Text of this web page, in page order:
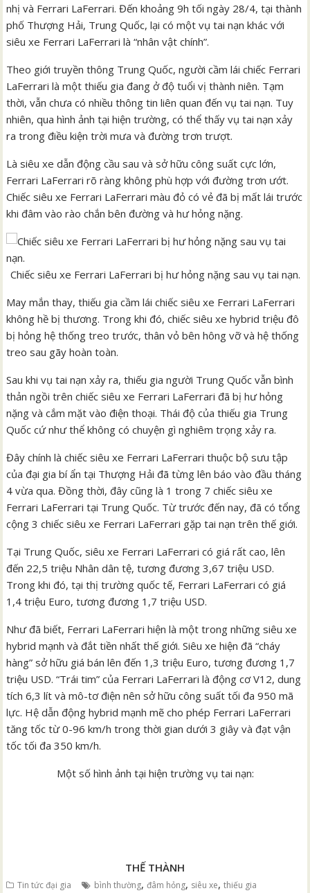
nhị và Ferrari LaFerrari. Đến khoảng 9h tối ngày 28/4, tại thành
phố Thượng Hải, Trung Quốc, lại có một vụ tai nạn khác với
siêu xe Ferrari LaFerrari là “nhân vật chính”.
Theo giới truyền thông Trung Quốc, người cầm lái chiếc Ferrari
LaFerrari là một thiếu gia đang ở độ tuổi vị thành niên. Tạm
thời, vẫn chưa có nhiều thông tin liên quan đến vụ tai nạn. Tuy
nhiên, qua hình ảnh tại hiện trường, có thể thấy vụ tai nạn xảy
ra trong điều kiện trời mưa và đường trơn trượt.
Là siêu xe dẫn động cầu sau và sở hữu công suất cực lớn,
Ferrari LaFerrari rõ ràng không phù hợp với đường trơn ướt.
Chiếc siêu xe Ferrari LaFerrari màu đỏ có vẻ đã bị mất lái trước
khi đâm vào rào chắn bên đường và hư hỏng nặng.
Chiếc siêu xe Ferrari LaFerrari bị hư hỏng nặng sau vụ tai nạn.
May mắn thay, thiếu gia cầm lái chiếc siêu xe Ferrari LaFerrari
không hề bị thương. Trong khi đó, chiếc siêu xe hybrid triệu đô
bị hỏng hệ thống treo trước, thân vỏ bên hông vỡ và hệ thống
treo sau gãy hoàn toàn.
Sau khi vụ tai nạn xảy ra, thiếu gia người Trung Quốc vẫn bình
thản ngồi trên chiếc siêu xe Ferrari LaFerrari đã bị hư hỏng
nặng và cắm mặt vào điện thoại. Thái độ của thiếu gia Trung
Quốc cứ như thể không có chuyện gì nghiêm trọng xảy ra.
Đây chính là chiếc siêu xe Ferrari LaFerrari thuộc bộ sưu tập
của đại gia bí ẩn tại Thượng Hải đã từng lên báo vào đầu tháng
4 vừa qua. Đồng thời, đây cũng là 1 trong 7 chiếc siêu xe
Ferrari LaFerrari tại Trung Quốc. Từ trước đến nay, đã có tổng
cộng 3 chiếc siêu xe Ferrari LaFerrari gặp tai nạn trên thế giới.
Tại Trung Quốc, siêu xe Ferrari LaFerrari có giá rất cao, lên
đến 22,5 triệu Nhân dân tệ, tương đương 3,67 triệu USD.
Trong khi đó, tại thị trường quốc tế, Ferrari LaFerrari có giá
1,4 triệu Euro, tương đương 1,7 triệu USD.
Như đã biết, Ferrari LaFerrari hiện là một trong những siêu xe
hybrid mạnh và đắt tiền nhất thế giới. Siêu xe hiện đã “cháy
hàng” sở hữu giá bán lên đến 1,3 triệu Euro, tương đương 1,7
triệu USD. “Trái tim” của Ferrari LaFerrari là động cơ V12, dung
tích 6,3 lít và mô-tơ điện nên sở hữu công suất tối đa 950 mã
lực. Hệ dẫn động hybrid mạnh mẽ cho phép Ferrari LaFerrari
tăng tốc từ 0-96 km/h trong thời gian dưới 3 giây và đạt vận
tốc tối đa 350 km/h.
Một số hình ảnh tại hiện trường vụ tai nạn:
THẾ THÀNH
Tin tức đại gia bình thường,đâm hỏng, siêu xe,thiếu gia